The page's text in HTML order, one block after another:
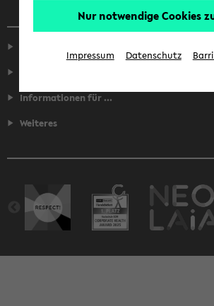
Informationen für ...
Weiteres
Nur notwendige Cookies
Impressum Datenschutz